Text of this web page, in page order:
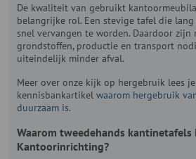
De kwaliteit van gebruikt
belangrijke rol. Een stevige tafel die
snel vervangen te worden. Daardoor zijn
grondstoffen, productie en transport
uiteindelijk minder afval.
Meer over onze kijk op hergebruik lees
kennisbankartikel waarom hergebruik
duurzaam is.
Waarom tweedehands kantinetafels
Kantoorinrichting?